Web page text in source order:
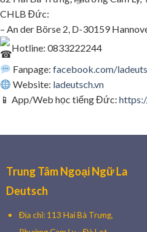
CHLB Đức:
– An der Börse 2, D-30159
Hotline: 0833222244
Fanpage:facebook.com/
Website: ladeutsch.vn
📱 App/Web học tiếng Đức:
Trung Tâm Ngoại Ngữ La
Deutsch
Địa chỉ: 113 Hai Bà Trưng,